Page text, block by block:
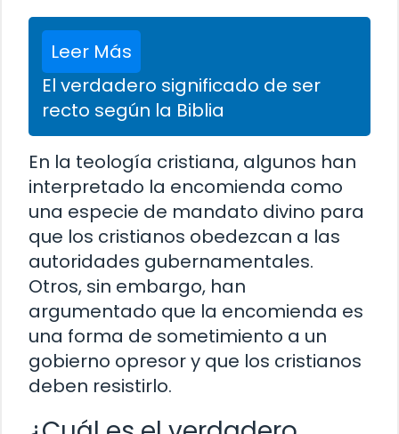
Leer Más
El verdadero significado de ser
recto según la Biblia
En la teología cristiana, algunos han
interpretado la encomienda como
una especie de mandato divino para
que los cristianos obedezcan a las
autoridades gubernamentales.
Otros, sin embargo, han
argumentado que la encomienda es
una forma de sometimiento a un
gobierno opresor y que los cristianos
deben resistirlo.